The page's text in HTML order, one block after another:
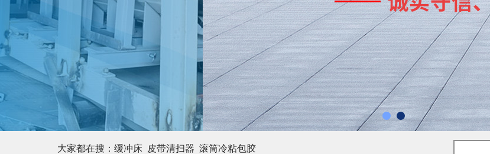
大家都在搜： 缓冲床 皮带清扫器 滚筒冷粘包胶